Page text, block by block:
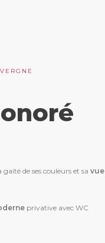
de ses couleurs et sa vue
privative avec WC